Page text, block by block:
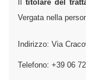
titolare del
Vergata nella
Indirizzo: Via
Telefono: +39 06